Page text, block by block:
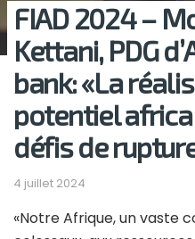
FIAD 2024 –
Kettani, PDG
bank: «La
potentiel
défis de
4 juillet 2024
«Notre Afrique, un vaste